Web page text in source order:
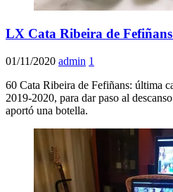
LX Cata Ribeira de
01/11/2020 admin 1
60 Cata Ribeira de Fefiñans: última
2019-2020, para dar paso al
aportó una botella.